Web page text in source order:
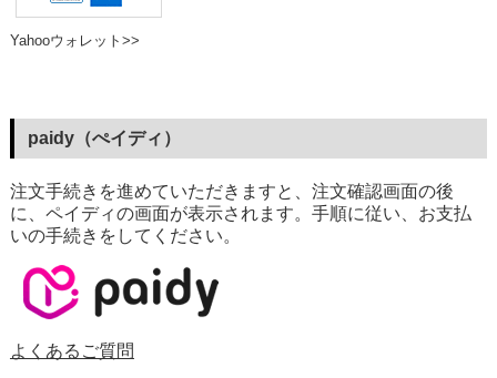
Yahooウォレット>>
paidy（ぺイディ）
注文手続きを進めていただきますと、注文確認画面の後
に、ペイディの画面が表示されます。手順に従い、お支払
いの手続きをしてください。
よくあるご質問